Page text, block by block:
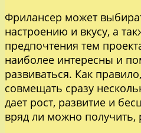
Фрилансер может
настроению и вкусу, а
предпочтения тем
наиболее интересны и
развиваться. Как
совмещать сразу
дает рост, развитие и
вряд ли можно получить,